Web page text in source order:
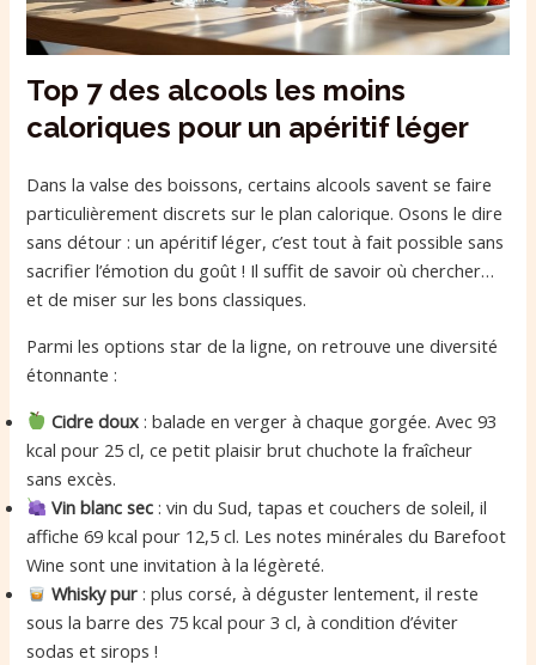
Top 7 des alcools les moins
caloriques pour un apéritif léger
Dans la valse des boissons, certains alcools savent se faire
particulièrement discrets sur le plan calorique. Osons le dire
sans détour : un apéritif léger, c’est tout à fait possible sans
sacrifier l’émotion du goût ! Il suffit de savoir où chercher…
et de miser sur les bons classiques.
Parmi les options star de la ligne, on retrouve une diversité
étonnante :
Cidre doux : balade en verger à chaque gorgée. Avec 93
kcal pour 25 cl, ce petit plaisir brut chuchote la fraîcheur
sans excès.
Vin blanc sec : vin du Sud, tapas et couchers de soleil, il
affiche 69 kcal pour 12,5 cl. Les notes minérales du Barefoot
Wine sont une invitation à la légèreté.
Whisky pur : plus corsé, à déguster lentement, il reste
sous la barre des 75 kcal pour 3 cl, à condition d’éviter
sodas et sirops !